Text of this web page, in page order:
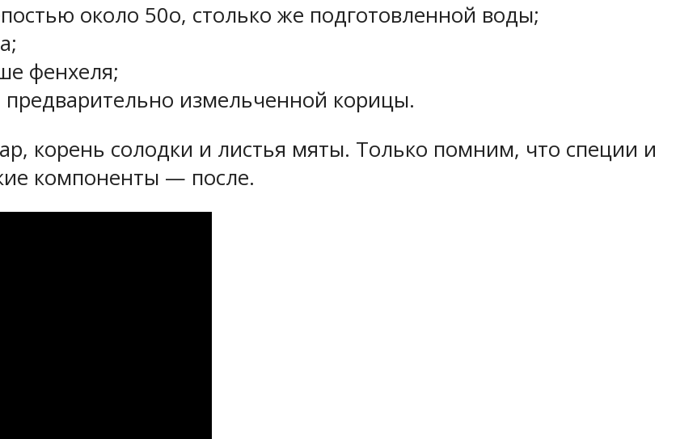
около 50о, столько же подготовленной воды;
фенхеля;
предварительно измельченной корицы.
корень солодки и листья мяты. Только помним, что специи и
компоненты — после.